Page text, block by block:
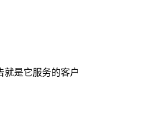
就是它服务的客户